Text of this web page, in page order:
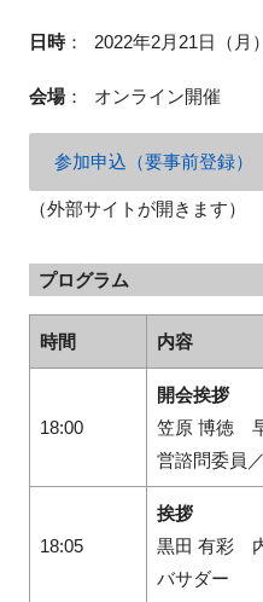
日時： 2022年2月21日（月
会場： オンライン開催
参加申込（要事前登録）
（外部サイトが開きます）
プログラム
時間 内容
18:00
開会挨拶
笠原 博徳
営諮問委員
18:05
挨拶
黒田 有彩
バサダー